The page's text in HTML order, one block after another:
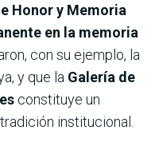
Honor y Memoria
en la memoria
con su ejemplo, la
y que la Galería de
constituye un
institucional.